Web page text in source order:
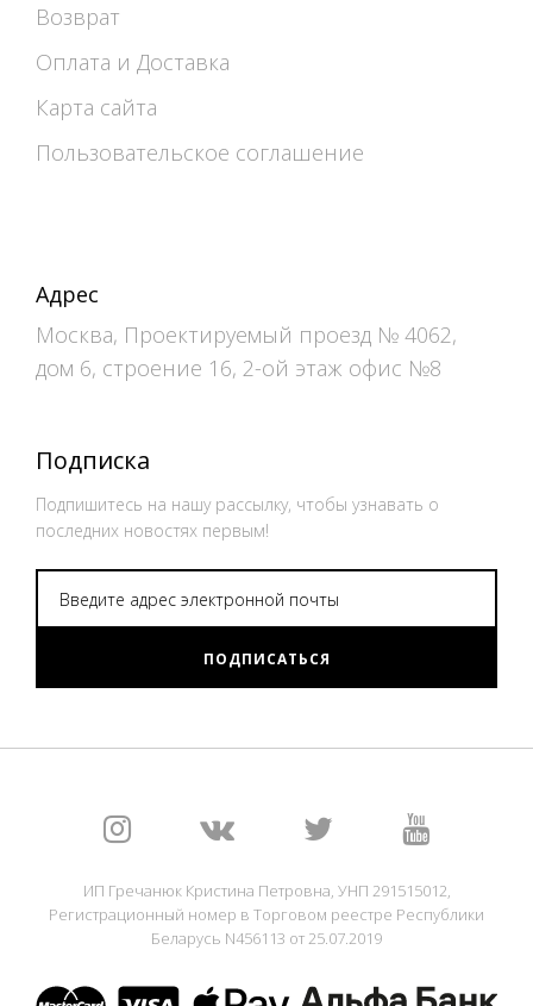
Возврат
Оплата и Доставка
Карта сайта
Пользовательское соглашение
Адрес
Москва, Проектируемый проезд № 4062,
дом 6, строение 16, 2-ой этаж офис №8
Подписка
Подпишитесь на нашу рассылку, чтобы узнавать о
последних новостях первым!
ПОДПИСАТЬСЯ
ИП Гречанюк Кристина Петровна, УНП 291515012,
Регистрационный номер в Торговом реестре Республики
Беларусь N456113 от 25.07.2019